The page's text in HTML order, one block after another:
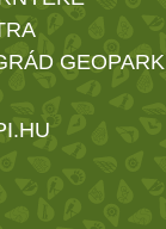
GEOPARK